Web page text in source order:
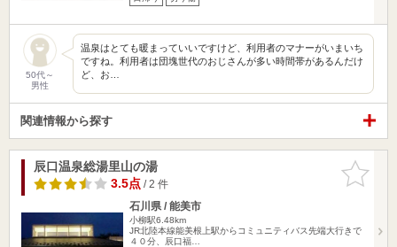
50代～
男性
温泉はとても暖まっていいですけど、利用者のマナーがいまいち
ですね。利用者は団塊世代のおじさんが多い時間帯があるんだけ
ど、お…
関連情報から探す
お気に入
りに追加
辰口温泉総湯里山の湯
3.5点/ 2 件
石川県 / 能美市
小柳駅6.48km
JR北陸本線能美根上駅からコミュニティバス先端大行きで
４０分、辰口福…